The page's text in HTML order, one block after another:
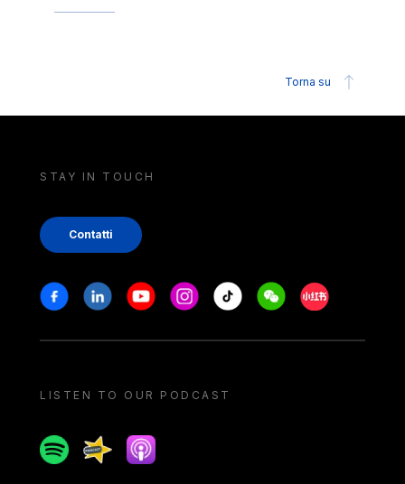
Torna su
STAY IN TOUCH
Contatti
Stay in touch
FacebookLinkedinYoutubeInstagram
Tiktok WeechatXiaohongshu/
LISTEN TO OUR PODCAST
SpotifySpreakerApple podcast